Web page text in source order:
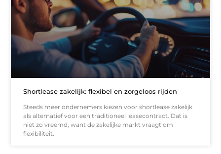
Shortlease zakelijk: flexibel en zorgeloos rijden
Steeds meer ondernemers kiezen voor shortlease zakelijk
als alternatief voor een traditioneel leasecontract. Dat is
niet zo vreemd, want de zakelijke markt vraagt om
flexibiliteit.